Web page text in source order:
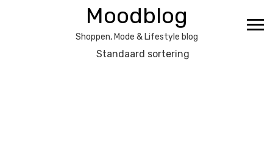
Moodblog
Shoppen, Mode & Lifestyle blog